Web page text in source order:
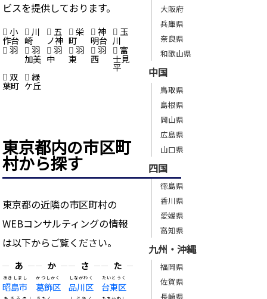
ビスを提供しております。
小
作台
川
崎
五
ノ神
栄
町
神
明台
玉
川
羽 羽
加美
羽
中
羽
東
羽
西
富
士見
平
双
葉町
緑
ケ丘
東京都内の市区町
村から探す
東京都の近隣の市区町村の
WEBコンサルティングの情報
は以下からご覧ください。
あ
昭島市
あきしまし
か
葛飾区
かつしかく
さ
品川区
しながわく
た
台東区
たいとうく
大阪府
兵庫県
奈良県
和歌山県
中国
鳥取県
島根県
岡山県
広島県
山口県
四国
徳島県
香川県
愛媛県
高知県
九州・沖縄
福岡県
佐賀県
長崎県